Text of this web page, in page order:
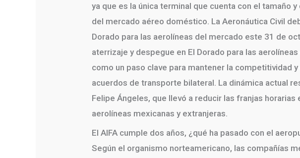
ya que es la única terminal que cuenta con el tamaño
del mercado aéreo doméstico. La Aeronáutica Civil
Dorado para las aerolíneas del mercado este 31 de
aterrizaje y despegue en El Dorado para las
como un paso clave para mantener la
acuerdos de transporte bilateral. La dinámica actual
Felipe Ángeles, que llevó a reducir las franjas
aerolíneas mexicanas y extranjeras.
El AIFA cumple dos años, ¿qué ha pasado con el
Según el organismo norteamericano, las compañías